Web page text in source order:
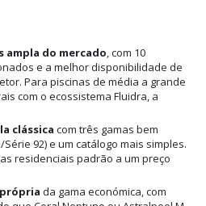
ampla do mercado, com 10
e a melhor disponibilidade de
Para piscinas de média a grande
com o ecossistema Fluidra, a
clássica com três gamas bem
92) e um catálogo mais simples.
residenciais padrão a um preço
da gama económica, com